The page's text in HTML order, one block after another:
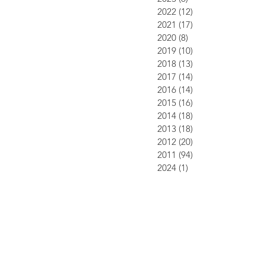
2022 (12)
2021 (17)
2020 (8)
2019 (10)
2018 (13)
2017 (14)
2016 (14)
2015 (16)
2014 (18)
2013 (18)
2012 (20)
2011 (94)
2024 (1)